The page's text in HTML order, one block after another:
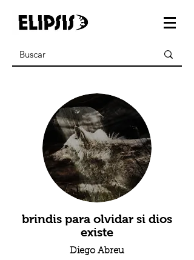
brindis para olvidar si dios
existe
Diego Abreu